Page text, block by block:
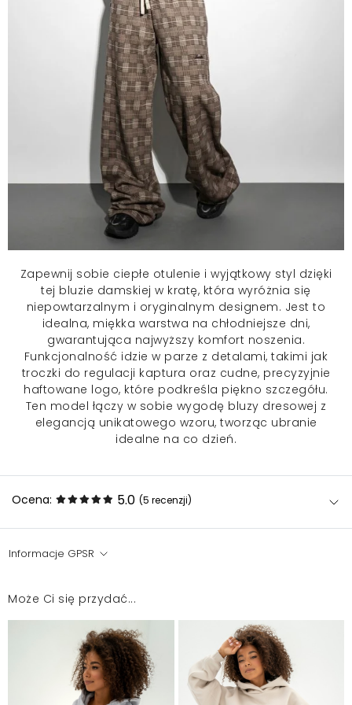
Zapewnij sobie ciepłe otulenie i wyjątkowy styl dzięki
tej bluzie damskiej w kratę, która wyróżnia się
niepowtarzalnym i oryginalnym designem. Jest to
idealna, miękka warstwa na chłodniejsze dni,
gwarantująca najwyższy komfort noszenia.
Funkcjonalność idzie w parze z detalami, takimi jak
troczki do regulacji kaptura oraz cudne, precyzyjnie
haftowane logo, które podkreśla piękno szczegółu.
Ten model łączy w sobie wygodę bluzy dresowej z
elegancją unikatowego wzoru, tworząc ubranie
idealne na co dzień.
Ocena: 5.0 (5 recenzji)
będę musiała skrócić, bo są dużo za długie mimo, iż
do najniższych osób nie należę :)
Jak na zdjęciu, bardzo fajna jakość materiału
Informacje GPSR
Może Ci się przydać...